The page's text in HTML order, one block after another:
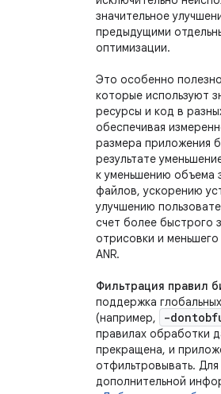
значительное
предыдущими
оптимизации.
Это особенно
которые используют
ресурсы и код в
обеспечивая
размера приложения
результате
к уменьшению объема
файлов, ускорению
улучшению
счет более быстрого
отрисовки и
ANR.
Фильтрация правил
поддержка
(например,
-
правилах обработки
прекращена, и
отфильтровывать. Для
дополнительной